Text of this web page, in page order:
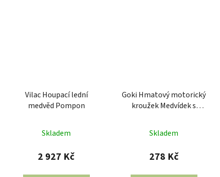
Vilac Houpací lední
medvěd Pompon
Skladem
2 927 Kč
Goki Hmatový motorický
kroužek Medvídek s
Skladem
278 Kč